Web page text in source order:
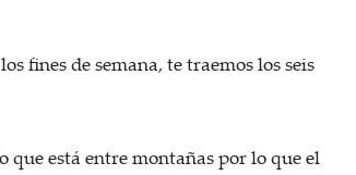
fines de semana, te traemos los seis
está entre montañas por lo que el